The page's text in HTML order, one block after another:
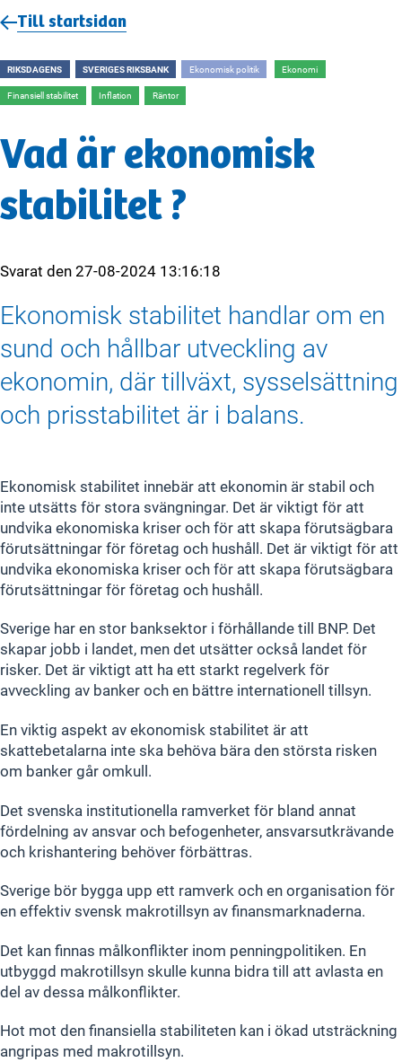
Till startsidan
RIKSDAGENS SVERIGES RIKSBANK Ekonomisk politik Ekonomi
Finansiell stabilitet Inflation Räntor
Vad är ekonomisk
stabilitet ?
Svarat den27-08-2024 13:16:18
Ekonomisk stabilitet handlar om en
sund och hållbar utveckling av
ekonomin, där tillväxt, sysselsättning
och prisstabilitet är i balans.
Ekonomisk stabilitet innebär att ekonomin är stabil och
inte utsätts för stora svängningar. Det är viktigt för att
undvika ekonomiska kriser och för att skapa förutsägbara
förutsättningar för företag och hushåll. Det är viktigt för att
undvika ekonomiska kriser och för att skapa förutsägbara
förutsättningar för företag och hushåll.
Sverige har en stor banksektor i förhållande till BNP. Det
skapar jobb i landet, men det utsätter också landet för
risker. Det är viktigt att ha ett starkt regelverk för
avveckling av banker och en bättre internationell tillsyn.
En viktig aspekt av ekonomisk stabilitet är att
skattebetalarna inte ska behöva bära den största risken
om banker går omkull.
Det svenska institutionella ramverket för bland annat
fördelning av ansvar och befogenheter, ansvarsutkrävande
och krishantering behöver förbättras.
Sverige bör bygga upp ett ramverk och en organisation för
en effektiv svensk makrotillsyn av finansmarknaderna.
Det kan finnas målkonflikter inom penningpolitiken. En
utbyggd makrotillsyn skulle kunna bidra till att avlasta en
del av dessa målkonflikter.
Hot mot den finansiella stabiliteten kan i ökad utsträckning
angripas med makrotillsyn.